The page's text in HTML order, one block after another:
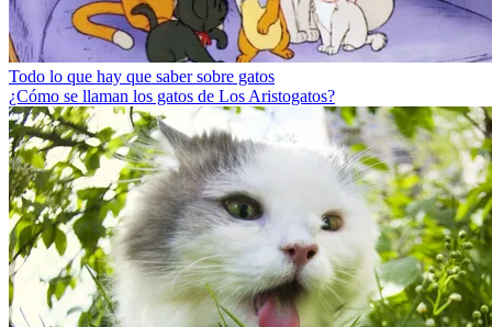
Todo lo que hay que saber sobre gatos
¿Cómo se llaman los gatos de Los Aristogatos?